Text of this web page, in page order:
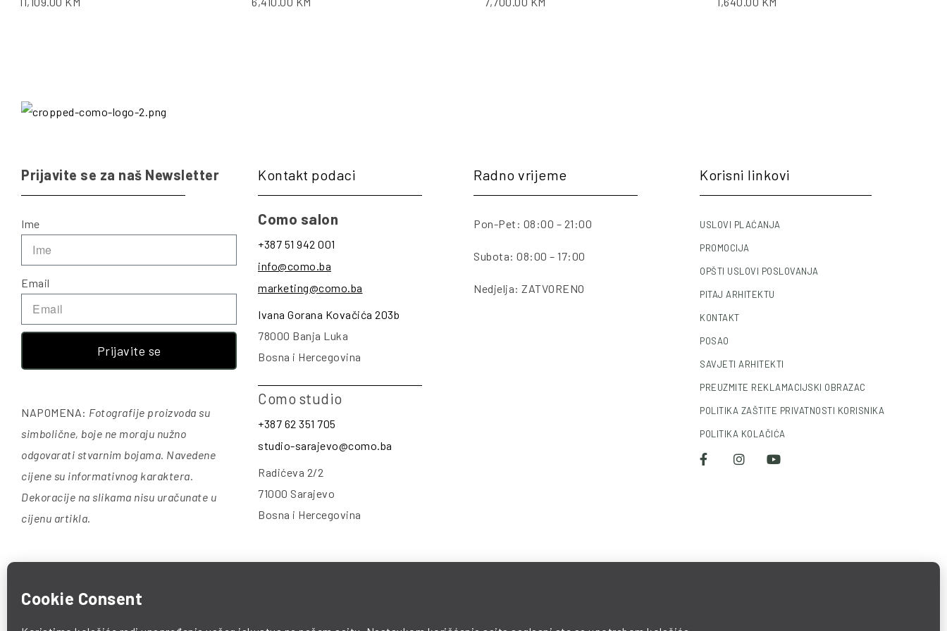
Prijavite se za naš Newsletter
Ime
Email
Prijavite se
NAPOMENA: Fotografije proizvoda su
simbolične, boje ne moraju nužno
odgovarati stvarnim bojama. Navedene
cijene su informativnog karaktera.
Dekoracije na slikama nisu uračunate u
cijenu artikla.
Kontakt podaci
Como salon
+387 51 942 001
info@como.ba
marketing@como.ba
Ivana Gorana Kovačića 203b
78000 Banja Luka
Bosna i Hercegovina
Como studio
+387 62 351 705
studio-sarajevo@como.ba
Radićeva 2/2
71000 Sarajevo
Bosna i Hercegovina
Radno vrijeme
Pon-Pet: 08:00 – 21:00
Subota: 08:00 – 17:00
Nedjelja: ZATVORENO
Korisni linkovi
USLOVI PLAĆANJA
PROMOCIJA
OPŠTI USLOVI POSLOVANJA
PITAJ ARHITEKTU
KONTAKT
POSAO
SAVJETI ARHITEKTI
PREUZMITE REKLAMACIJSKI OBRAZAC
POLITIKA ZAŠTITE PRIVATNOSTI KORISNIKA
POLITIKA KOLAČIĆA